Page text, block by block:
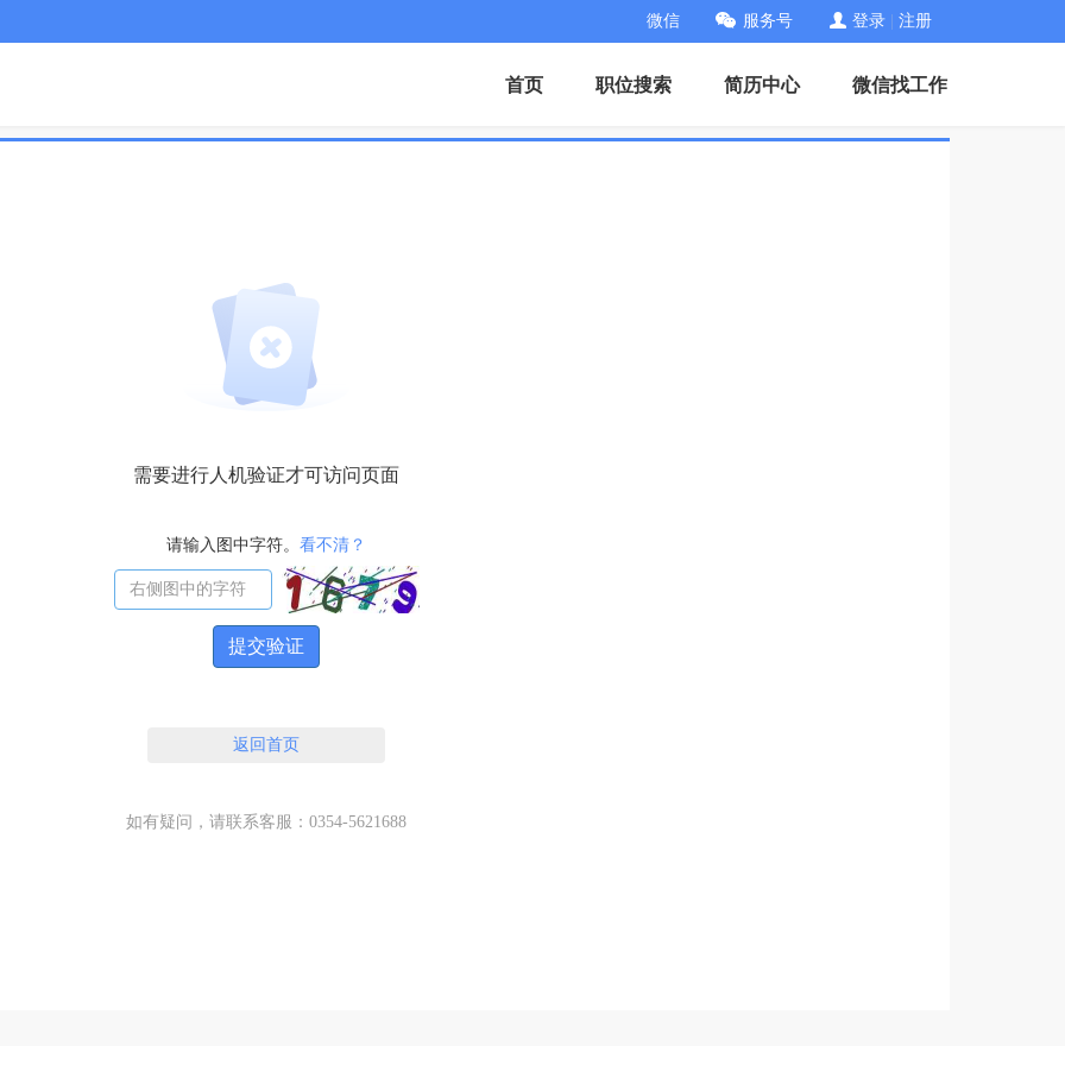
微信 服务号 登录 注册
首页 职位搜索 简历中心 微信找工作
需要进行人机验证才可访问页面
请输入图中字符。 看不清？
提交验证
返回首页
如有疑问，请联系客服：0354-5621688